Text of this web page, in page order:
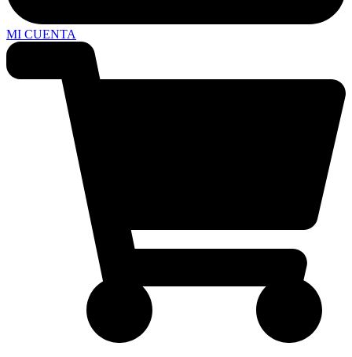
MI CUENTA